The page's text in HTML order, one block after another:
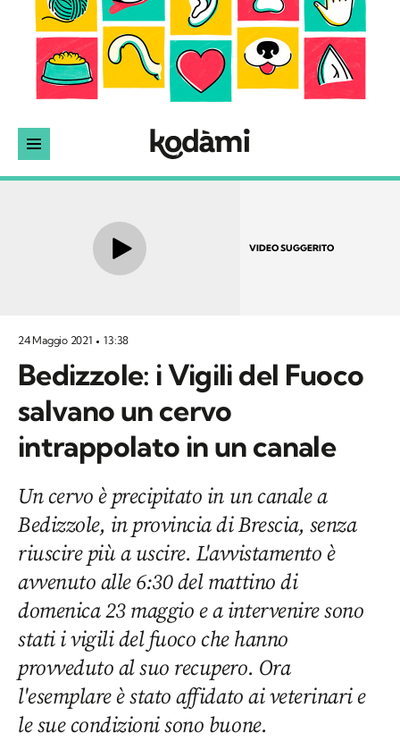
VIDEO SUGGERITO
24 Maggio 2021 13:38
Bedizzole: i Vigili del Fuoco
salvano un cervo
intrappolato in un canale
Un cervo è precipitato in un canale a
Bedizzole, in provincia di Brescia, senza
riuscire più a uscire. L'avvistamento è
avvenuto alle 6:30 del mattino di
domenica 23 maggio e a intervenire sono
stati i vigili del fuoco che hanno
provveduto al suo recupero. Ora
l'esemplare è stato affidato ai veterinari e
le sue condizioni sono buone.